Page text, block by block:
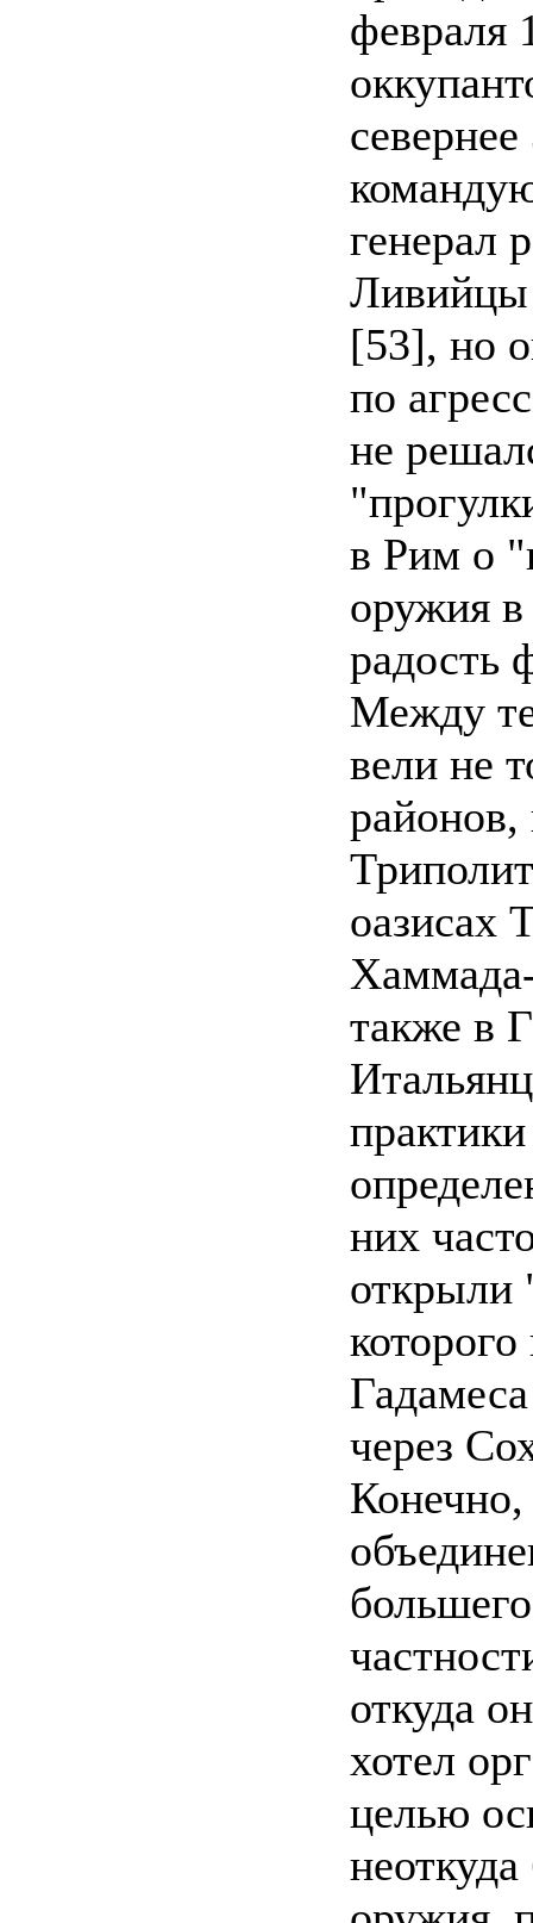
февраля
генерал
Ливийцы
[53], но
по
не
в Рим о
оружия
радость
Между
вели не
районов,
оазисах
также в
них
открыли
через
откуда
хотел
целью